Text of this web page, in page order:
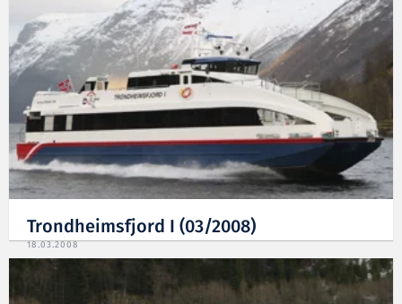
Trondheimsfjord I (03/2008)
18.03.2008